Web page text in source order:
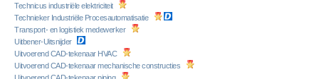
Technicus industriële elektriciteit
Technieker Industriële Procesautomatisatie
Transport- en logistiek medewerker
Uitbener-Uitsnijder
Uitvoerend CAD-tekenaar HVAC
Uitvoerend CAD-tekenaar mechanische constructies
Uitvoerend CAD-tekenaar piping